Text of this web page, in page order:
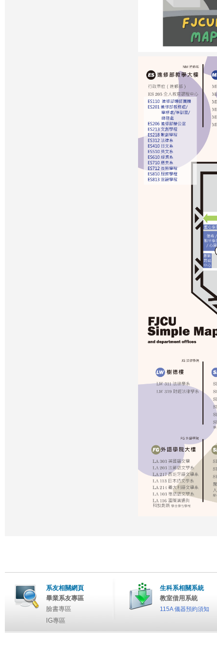
系友相關網頁
畢業系友專區
臉書專區
IG專區
生科系相關系統
教室借用系統
115A 儀器預約須知